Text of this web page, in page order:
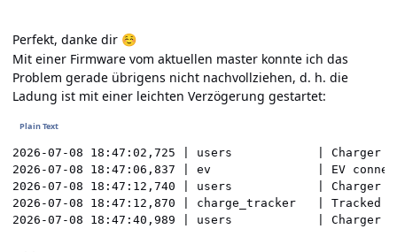
Perfekt, danke dir ☺️
Mit einer Firmware vom aktuellen master konnte ich das
Problem gerade übrigens nicht nachvollziehen, d. h. die
Ladung ist mit einer leichten Verzögerung gestartet:
2026-07-08 18:47:02,725 | users            | Charger
2026-07-08 18:47:06,837 | ev               | EV
2026-07-08 18:47:12,740 | users            | Charger
2026-07-08 18:47:12,870 | charge_tracker   |
2026-07-08 18:47:40,989 | users            | Charger